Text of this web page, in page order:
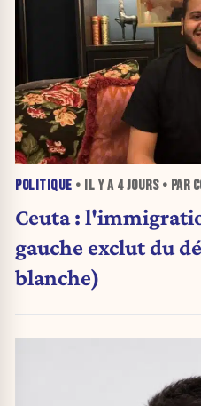
POLITIQUE • IL Y A 4 JOURS• PAR
Ceuta :
gauche exclut du
blanche)